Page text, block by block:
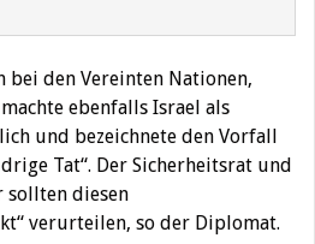
bei den Vereinten Nationen,
ebenfalls Israel als
und bezeichnete den Vorfall
Tat“. Der Sicherheitsrat und
sollten diesen
verurteilen, so der Diplomat.